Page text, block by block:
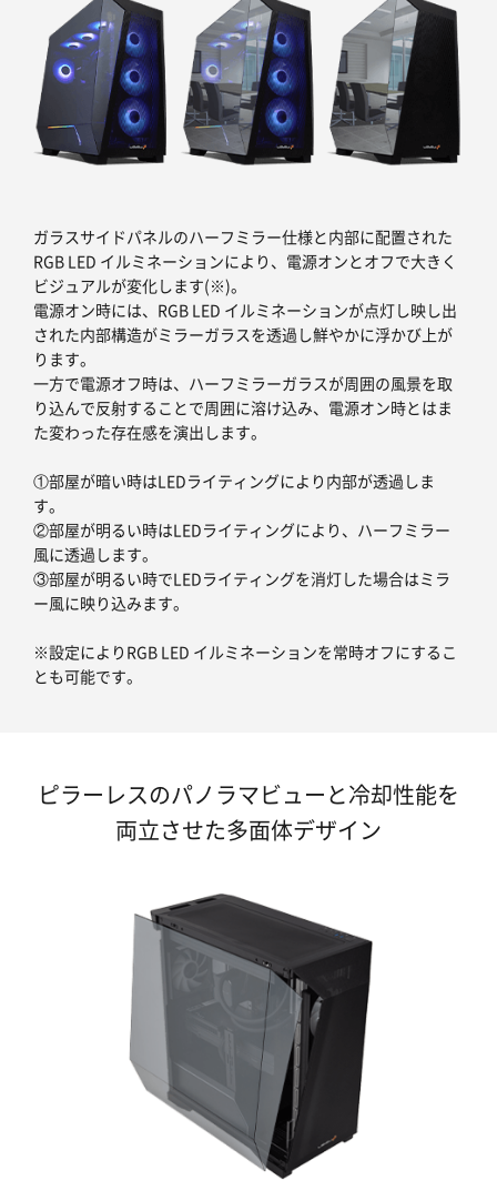
ガラスサイドパネルのハーフミラー仕様と内部に配置された
RGB LED イルミネーションにより、電源オンとオフで大きく
ビジュアルが変化します(※)。
電源オン時には、RGB LED イルミネーションが点灯し映し出
された内部構造がミラーガラスを透過し鮮やかに浮かび上が
ります。
一方で電源オフ時は、ハーフミラーガラスが周囲の風景を取
り込んで反射することで周囲に溶け込み、電源オン時とはま
た変わった存在感を演出します。
①部屋が暗い時はLEDライティングにより内部が透過しま
す。
②部屋が明るい時はLEDライティングにより、ハーフミラー
風に透過します。
③部屋が明るい時でLEDライティングを消灯した場合はミラ
ー風に映り込みます。
※設定によりRGB LED イルミネーションを常時オフにするこ
とも可能です。
ピラーレスのパノラマビューと冷却性能を
両立させた多面体デザイン